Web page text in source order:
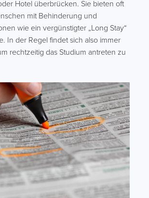
Hotel überbrücken. Sie bieten oft
mit Behinderung und
wie ein vergünstigter „Long Stay“
In der Regel findet sich also immer
rechtzeitig das Studium antreten zu